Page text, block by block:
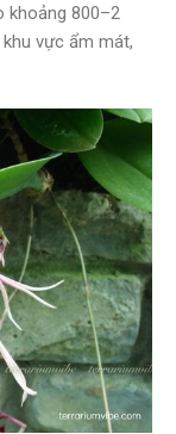
khoảng 800–2
vực ẩm mát,